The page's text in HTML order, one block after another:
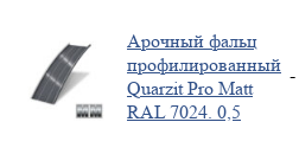
Арочный фальц
профилированный
Quarzit Pro Matt
RAL 7024. 0,5
-